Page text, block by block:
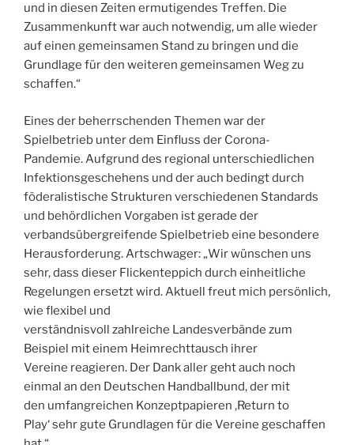
und in diesen Zeiten ermutigendes Treffen. Die
Zusammenkunft war auch notwendig, um alle wieder
auf einen gemeinsamen Stand zu bringen und die
Grundlage für den weiteren gemeinsamen Weg zu
schaffen.“
Eines der beherrschenden Themen war der
Spielbetrieb unter dem Einfluss der Corona-
Pandemie. Aufgrund des regional unterschiedlichen
Infektionsgeschehens und der auch bedingt durch
föderalistische Strukturen verschiedenen Standards
und behördlichen Vorgaben ist gerade der
verbandsübergreifende Spielbetrieb eine besondere
Herausforderung. Artschwager: „Wir wünschen uns
sehr, dass dieser Flickenteppich durch einheitliche
Regelungen ersetzt wird. Aktuell freut mich persönlich,
wie flexibel und
verständnisvoll zahlreiche Landesverbände zum
Beispiel mit einem Heimrechttausch ihrer
Vereine reagieren. Der Dank aller geht auch noch
einmal an den Deutschen Handballbund, der mit
den umfangreichen Konzeptpapieren ,Return to
Play‘ sehr gute Grundlagen für die Vereine geschaffen